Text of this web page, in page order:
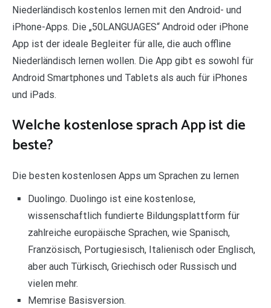
Niederländisch kostenlos lernen mit den Android- und
iPhone-Apps. Die „50LANGUAGES“ Android oder iPhone
App ist der ideale Begleiter für alle, die auch offline
Niederländisch lernen wollen. Die App gibt es sowohl für
Android Smartphones und Tablets als auch für iPhones
und iPads.
Welche kostenlose sprach App ist die
beste?
Die besten kostenlosen Apps um Sprachen zu lernen
Duolingo. Duolingo ist eine kostenlose,
wissenschaftlich fundierte Bildungsplattform für
zahlreiche europäische Sprachen, wie Spanisch,
Französisch, Portugiesisch, Italienisch oder Englisch,
aber auch Türkisch, Griechisch oder Russisch und
vielen mehr.
Memrise Basisversion.